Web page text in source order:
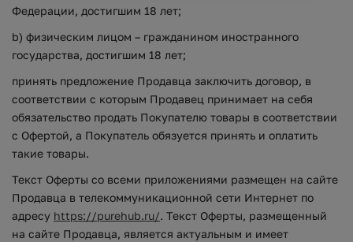
Федерации, достигшим 18 лет;
b) физическим лицом – гражданином иностранного
государства, достигшим 18 лет;
принять предложение Продавца заключить договор, в
соответствии с которым Продавец принимает на себя
обязательство продать Покупателю товары в соответствии
с Офертой, а Покупатель обязуется принять и оплатить
такие товары.
Текст Оферты со всеми приложениями размещен на сайте
Продавца в телекоммуникационной сети Интернет по
адресу https://purehub.ru/. Текст Оферты, размещенный
на сайте Продавца, является актуальным и имеет